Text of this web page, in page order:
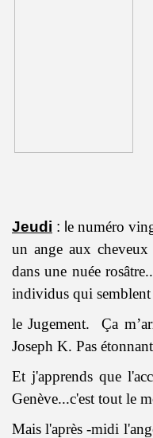
Jeudi : l e numéro
un ange aux
dans une nuée
individus qui
le Jugement. Ça
Joseph K. Pas
Et j'apprends que
Genève...c'est tout le
Mais l'après -midi